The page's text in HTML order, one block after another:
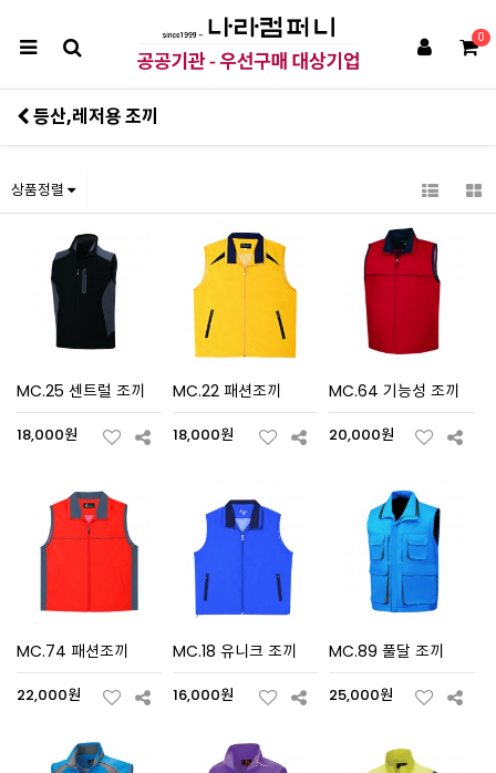
0
등산,레저용 조끼
상품정렬
MC.25 센트럴 조끼
18,000원
MC.22 패션조끼
18,000원
MC.64 기능성 조끼
20,000원
MC.74 패션조끼
22,000원
MC.18 유니크 조끼
16,000원
MC.89 풀달 조끼
25,000원